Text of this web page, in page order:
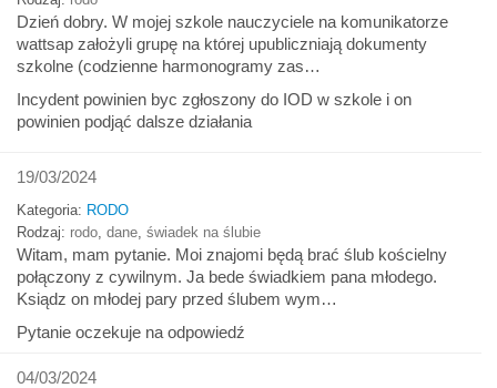
Dzień dobry. W mojej szkole nauczyciele na komunikatorze
wattsap założyli grupę na której upubliczniają dokumenty
szkolne (codzienne harmonogramy zas…
Incydent powinien byc zgłoszony do IOD w szkole i on
powinien podjąć dalsze działania
19/03/2024
Kategoria: RODO
Rodzaj: rodo dane świadek na ślubie
Witam, mam pytanie. Moi znajomi będą brać ślub kościelny
połączony z cywilnym. Ja bede świadkiem pana młodego.
Ksiądz on młodej pary przed ślubem wym…
Pytanie oczekuje na odpowiedź
04/03/2024